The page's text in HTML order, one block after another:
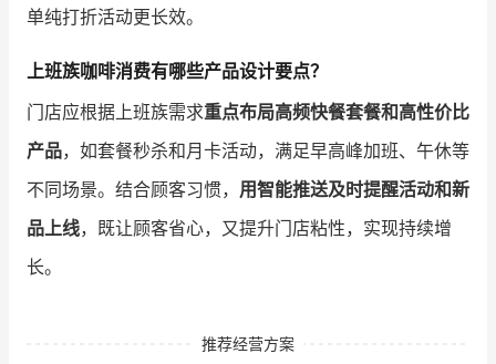
单纯打折活动更长效。
上班族咖啡消费有哪些产品设计要点？
门店应根据上班族需求重点布局高频快餐套餐和高性价比
产品，如套餐秒杀和月卡活动，满足早高峰加班、午休等
不同场景。结合顾客习惯， 用智能推送及时提醒活动和新
品上线，既让顾客省心，又提升门店粘性，实现持续增
长。
推荐经营方案